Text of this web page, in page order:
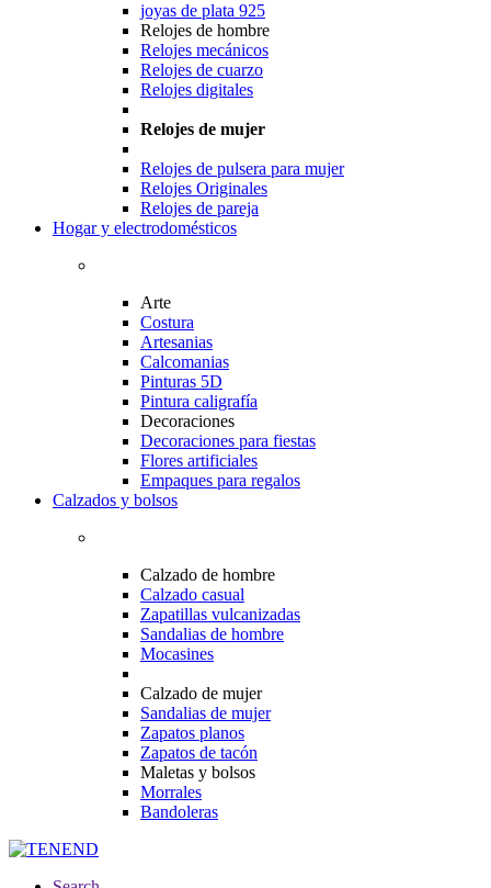
joyas de plata 925
Relojes de hombre
Relojes mecánicos
Relojes de cuarzo
Relojes digitales
Relojes de mujer
Relojes de pulsera para mujer
Relojes Originales
Relojes de pareja
Hogar y electrodomésticos
Arte
Costura
Artesanias
Calcomanias
Pinturas 5D
Pintura caligrafía
Decoraciones
Decoraciones para fiestas
Flores artificiales
Empaques para regalos
Calzados y bolsos
Calzado de hombre
Calzado casual
Zapatillas vulcanizadas
Sandalias de hombre
Mocasines
Calzado de mujer
Sandalias de mujer
Zapatos planos
Zapatos de tacón
Maletas y bolsos
Morrales
Bandoleras